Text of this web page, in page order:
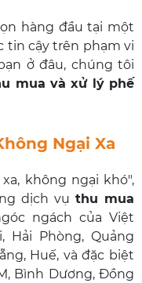
hàng đầu tại một
tin cậy trên phạm vi
ở đâu, chúng tôi
mua và xử lý phế
Ngại Xa
không ngại khó",
dịch vụ thu mua
ngách của Việt
Hải Phòng, Quảng
Huế, và đặc biệt
Bình Dương, Đồng